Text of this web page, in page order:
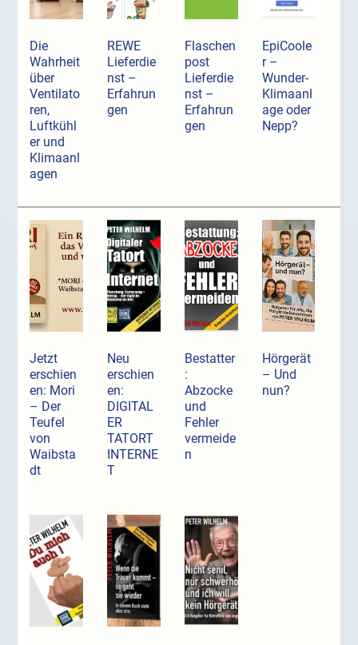
Die
Wahrheit
über
Ventilato
ren,
Luftkühl
er und
Klimaanl
agen
REWE
Lieferdie
nst –
Erfahrun
gen
Flaschen
post
Lieferdie
nst –
Erfahrun
gen
EpiCoole
r –
Wunder-
Klimaanl
age oder
Nepp?
Jetzt
erschien
en: Mori
– Der
Teufel
von
Waibsta
dt
Neu
erschien
en:
DIGITAL
ER
TATORT
INTERNE
T
Bestatter
:
Abzocke
und
Fehler
vermeide
n
Hörgerät
– Und
nun?